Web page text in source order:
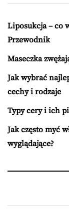
Liposukcja – co
Przewodnik
Maseczka
Jak wybrać
cechy i rodzaje
Typy cery i ich
Jak często myć
wyglądające?